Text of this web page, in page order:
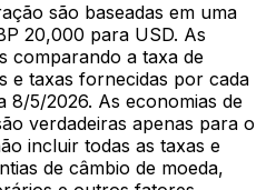
são baseadas em uma
20,000 para USD. As
comparando a taxa de
e taxas fornecidas por cada
8/5/2026. As economias de
verdadeiras apenas para o
incluir todas as taxas e
de câmbio de moeda,